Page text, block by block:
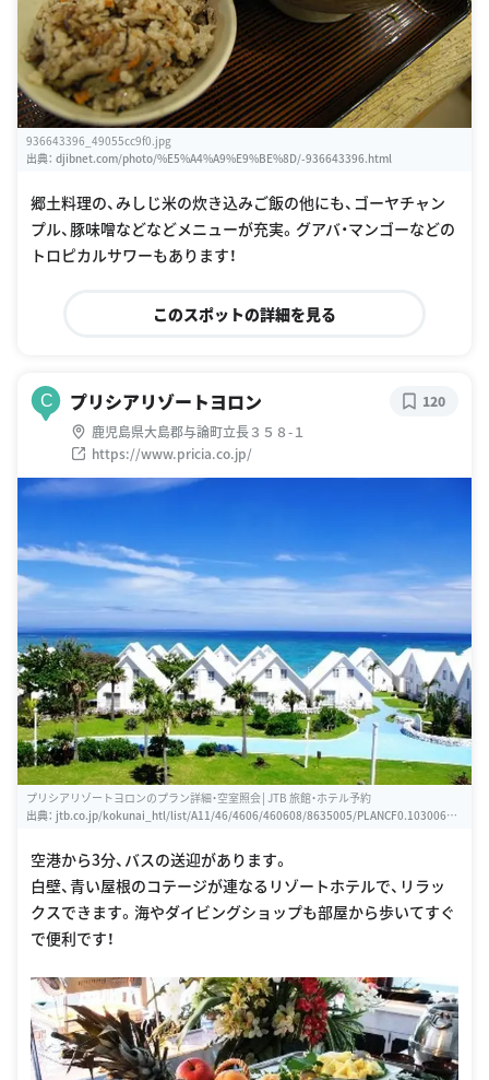
936643396_49055cc9f0.jpg
出典： djibnet.com/photo/%E5%A4%A9%E9%BE%8D/-936643396.html
郷土料理の、みしじ米の炊き込みご飯の他にも、ゴーヤチャン
プル、豚味噌などなどメニューが充実。グアバ・マンゴーなどの
トロピカルサワーもあります！
このスポットの詳細を見る
C プリシアリゾートヨロン
鹿児島県大島郡与論町立長３５８-１
https://www.pricia.co.jp/
120
プリシアリゾートヨロンのプラン詳細・空室照会│JTB 旅館・ホテル予約
出典： jtb.co.jp/kokunai_htl/list/A11/46/4606/460608/8635005/PLANCF0.103006CH
空港から3分、バスの送迎があります。
白壁、青い屋根のコテージが連なるリゾートホテルで、リラッ
クスできます。海やダイビングショップも部屋から歩いてすぐ
で便利です！